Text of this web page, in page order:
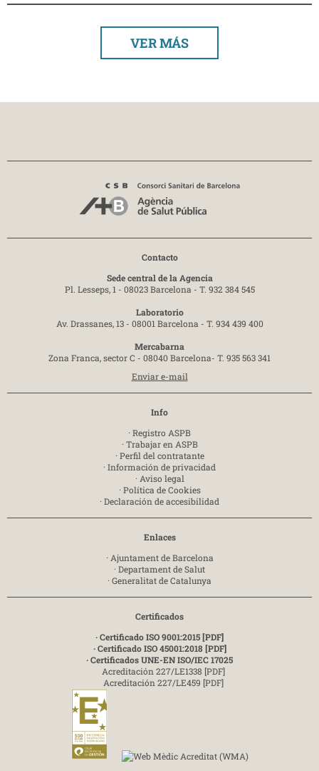
VER MÁS
Contacto
Sede central de la Agencia
Pl. Lesseps, 1 - 08023 Barcelona - T. 932 384 545
Laboratorio
Av. Drassanes, 13 - 08001 Barcelona - T. 934 439 400
Mercabarna
Zona Franca, sector C - 08040 Barcelona- T. 935 563 341
Enviar e-mail
Info
· Registro ASPB
· Trabajar en ASPB
· Perfil del contratante
· Información de privacidad
· Aviso legal
· Política de Cookies
· Declaración de accesibilidad
Enlaces
· Ajuntament de Barcelona
· Departament de Salut
· Generalitat de Catalunya
Certificados
· Certificado ISO 9001:2015 [PDF]
· Certificado ISO 45001:2018 [PDF]
· Certificados UNE-EN ISO/IEC 17025
Acreditación 227/LE1338 [PDF]
Acreditación 227/LE459 [PDF]